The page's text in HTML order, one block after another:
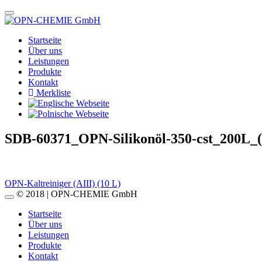
Startseite
Über uns
Leistungen
Produkte
Kontakt
Merkliste
SDB-60371_OPN-Silikonöl-350-
Beitragsnavigation
OPN-Kaltreiniger (AIII) (10 L)
© 2018 | OPN-CHEMIE GmbH
Startseite
Über uns
Leistungen
Produkte
Kontakt